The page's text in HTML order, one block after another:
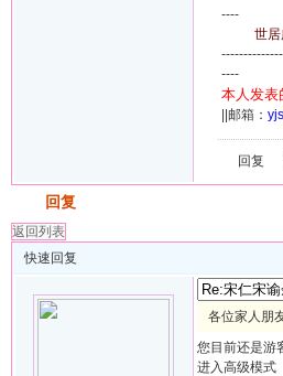
----
世居广
----
本人发表
||邮箱：
回复
回复
返回列表
快速回复
各位家人朋
您目前还是游
进入高级模式